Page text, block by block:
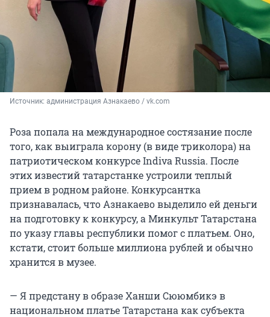
Источник: администрация Азнакаево / vk.com
Роза попала на международное состязание после
того, как выиграла корону (в виде триколора) на
патриотическом конкурсе Indiva Russia. После
этих известий татарстанке устроили теплый
прием в родном районе. Конкурсантка
признавалась, что Азнакаево выделило ей деньги
на подготовку к конкурсу, а Минкульт Татарстана
по указу главы республики помог с платьем. Оно,
кстати, стоит больше миллиона рублей и обычно
хранится в музее.
— Я предстану в образе Ханши Сююмбикэ в
национальном платье Татарстана как субъекта